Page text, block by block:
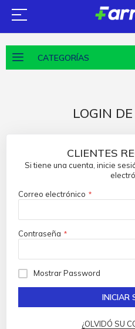
CATEGORÍAS
LOGIN
CLIENTES
Si tiene una cuenta, inicie
Correo electrónico
Contraseña
Mostrar Password
INICIAR
¿OLVIDÓ SU